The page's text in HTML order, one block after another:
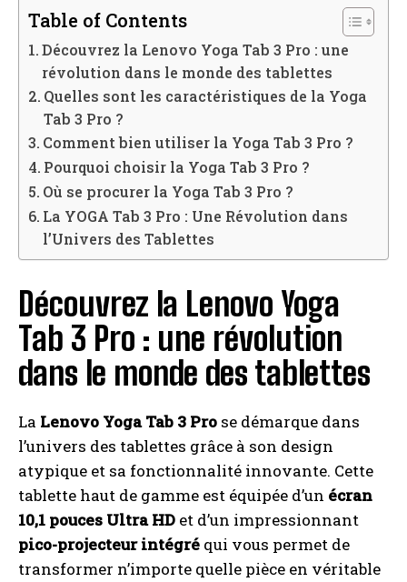
Table of Contents
Découvrez la Lenovo Yoga Tab 3 Pro : une
révolution dans le monde des tablettes
Quelles sont les caractéristiques de la Yoga
Tab 3 Pro ?
Comment bien utiliser la Yoga Tab 3 Pro ?
Pourquoi choisir la Yoga Tab 3 Pro ?
Où se procurer la Yoga Tab 3 Pro ?
La YOGA Tab 3 Pro : Une Révolution dans
l’Univers des Tablettes
Découvrez la Lenovo Yoga
Tab 3 Pro : une révolution
dans le monde des tablettes
La Lenovo Yoga Tab 3 Pro se démarque dans
l’univers des tablettes grâce à son design
atypique et sa fonctionnalité innovante. Cette
tablette haut de gamme est équipée d’un écran
10,1 pouces Ultra HD et d’un impressionnant
pico-projecteur intégré qui vous permet de
transformer n’importe quelle pièce en véritable